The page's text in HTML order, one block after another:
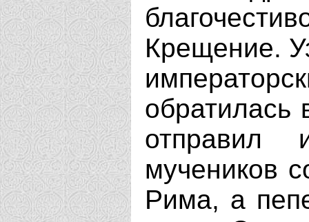
Крещение.
обратилась
отправил
мучеников
Рима, а